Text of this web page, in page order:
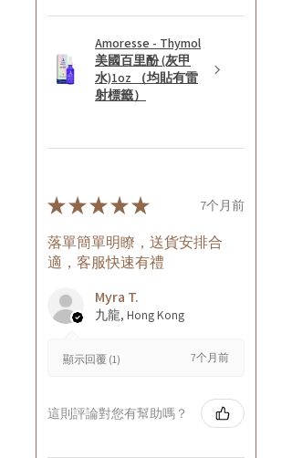
Amoresse - Thymol
美國百里酚 (灰甲
水)1oz （均貼有雷
射標籤）
★★★★★ 7个月前
落單簡單明瞭，送貨安排合
適，客服快速有禮
Myra T.
九龍, Hong Kong
顯示回覆 (1) 7个月前
這則評論對您有幫助嗎？